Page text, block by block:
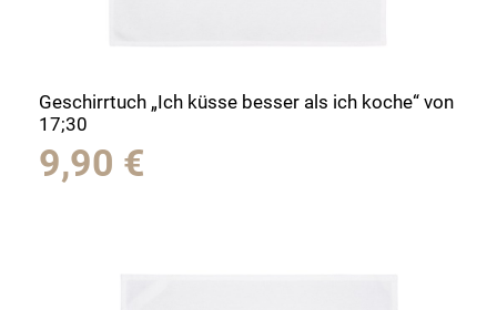
Geschirrtuch „Ich küsse besser als ich koche“ von
17;30
9,90 €